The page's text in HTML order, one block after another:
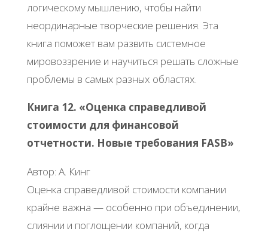
логическому мышлению, чтобы найти
неординарные творческие решения. Эта
книга поможет вам развить системное
мировоззрение и научиться решать сложные
проблемы в самых разных областях.
Книга 12. «Оценка справедливой
стоимости для финансовой
отчетности. Новые требования FASB»
Автор: А. Кинг
Оценка справедливой стоимости компании
крайне важна — особенно при объединении,
слиянии и поглощении компаний, когда